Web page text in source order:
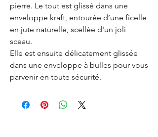
pierre. Le tout est glissé dans une
enveloppe kraft, entourée d’une ficelle
en jute naturelle, scellée d'un joli
sceau.
Elle est ensuite délicatement glissée
dans une enveloppe à bulles pour vous
parvenir en toute sécurité.